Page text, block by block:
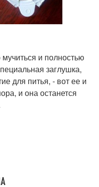
и полностью
заглушка,
для питья, - вот ее и
и она останется